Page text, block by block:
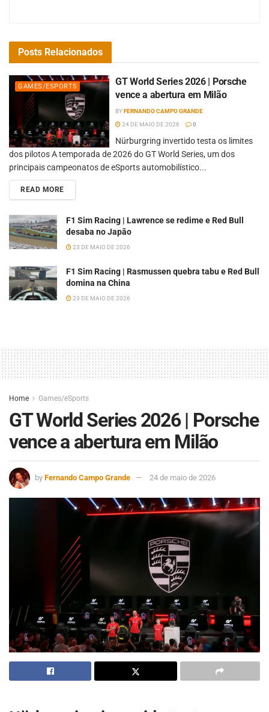
Posts Relacionados
GAMES/ESPORTS
GT World Series 2026 | Porsche
vence a abertura em Milão
BYFERNANDO CAMPO GRANDE
24 DE MAIO DE 2026
0
Nürburgring invertido testa os limites
dos pilotos A temporada de 2026 do GT World Series, um dos
principais campeonatos de eSports automobilístico...
READ MORE
F1 Sim Racing | Lawrence se redime e Red Bull
desaba no Japão
23 DE MAIO DE 2026
F1 Sim Racing | Rasmussen quebra tabu e Red Bull
domina na China
23 DE MAIO DE 2026
Home Games/eSports
GT World Series 2026 | Porsche
vence a abertura em Milão
by Fernando Campo Grande 24 de maio de 2026